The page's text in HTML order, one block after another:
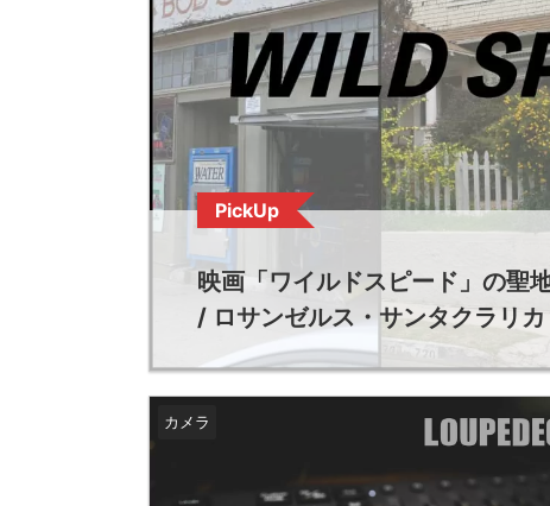
PickUp
映画「ワイルドスピード」の聖
/ ロサンゼルス・サンタクラリ
カメラ